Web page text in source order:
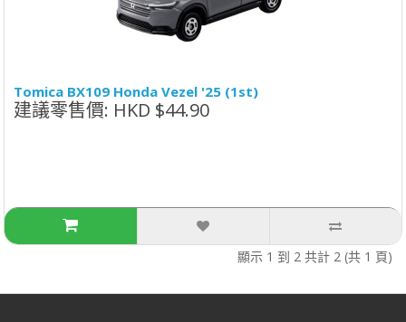
Tomica BX109 Honda Vezel '25 (1st)
建議零售價: HKD $44.90
顯示 1 到 2 共計 2 (共 1 頁)